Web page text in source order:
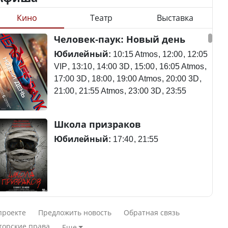
ли представлены
регионов в
төменгі жалақы,
экология: жеті
сайлаушылармен
талқылап жатыр?
зарплата,
говорят с
Станет ли
метапневмовирус
эпидемией, рассказали в
ВОЗ
потерпел крушение в
Южной Корее, погибли
120 человек
Актау: Путин принес
Кино Театр Выставка
Человек-паук: Новый день
Юбилейный: 10:15 Atmos 12:00 12:05
VIP 13:10 14:00 3D 15:00 16:05 Atmos
17:00 3D 18:00 19:00 Atmos 20:00 3D
21:00 21:55 Atmos 23:00 3D 23:55
Школа призраков
Юбилейный: 17:40 21:55
Смешарики сквозь вселенные
Юбилейный:
Предложить новость
Обратная связь